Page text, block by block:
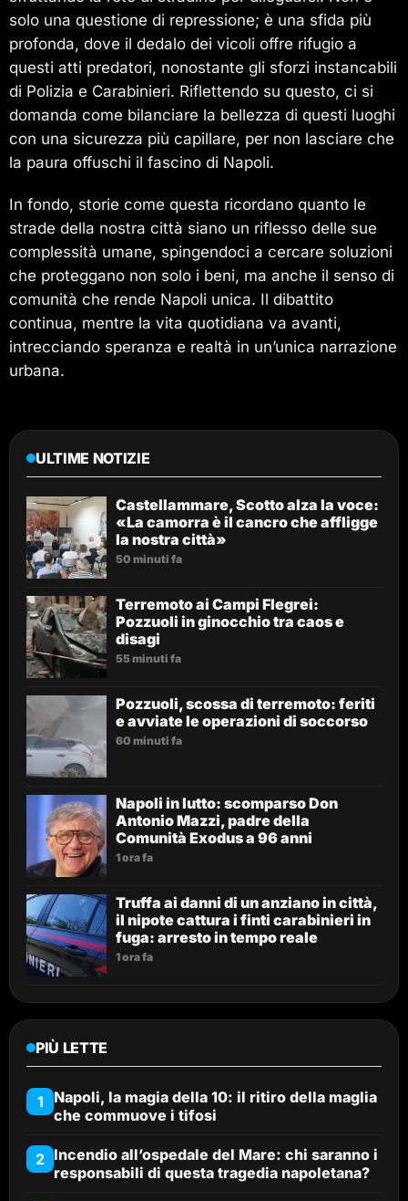
solo una questione di repressione; è una sfida più
profonda, dove il dedalo dei vicoli offre rifugio a
questi atti predatori, nonostante gli sforzi instancabili
di Polizia e Carabinieri. Riflettendo su questo, ci si
domanda come bilanciare la bellezza di questi luoghi
con una sicurezza più capillare, per non lasciare che
la paura offuschi il fascino di Napoli.
In fondo, storie come questa ricordano quanto le
strade della nostra città siano un riflesso delle sue
complessità umane, spingendoci a cercare soluzioni
che proteggano non solo i beni, ma anche il senso di
comunità che rende Napoli unica. Il dibattito
continua, mentre la vita quotidiana va avanti,
intrecciando speranza e realtà in un’unica narrazione
urbana.
ULTIME NOTIZIE
Castellammare, Scotto alza la voce:
«La camorra è il cancro che affligge
la nostra città»
50 minuti fa
Terremoto ai Campi Flegrei:
Pozzuoli in ginocchio tra caos e
disagi
55 minuti fa
Pozzuoli, scossa di terremoto: feriti
e avviate le operazioni di soccorso
60 minuti fa
Napoli in lutto: scomparso Don
Antonio Mazzi, padre della
Comunità Exodus a 96 anni
1 ora fa
Truffa ai danni di un anziano in città,
il nipote cattura i finti carabinieri in
fuga: arresto in tempo reale
1 ora fa
PIÙ LETTE
1
Napoli, la magia della 10: il ritiro della maglia
che commuove i tifosi
2 Incendio all’ospedale del Mare: chi saranno i
responsabili di questa tragedia napoletana?